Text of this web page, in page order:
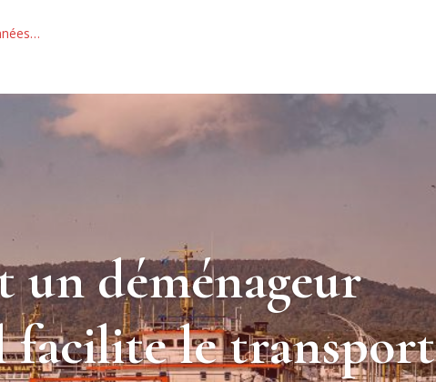
un déménageur
le transport